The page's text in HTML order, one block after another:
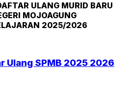
ULANG MURID BARU
MOJOAGUNG
2025/2026
Ulang SPMB 2025 2026